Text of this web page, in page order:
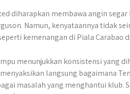
diharapkan membawa angin
Namun, kenyataannya tidak
kemenangan di Piala Carabao
menunjukkan konsistensi yang
langsung bagaimana
masalah yang menghantui klub.